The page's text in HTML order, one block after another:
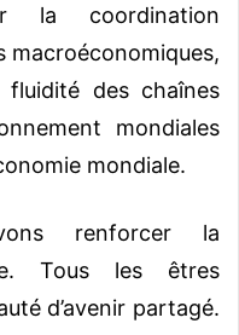
la coordination
macroéconomiques,
des chaînes
mondiales
mondiale.
renforcer la
Tous les êtres
d’avenir partagé.